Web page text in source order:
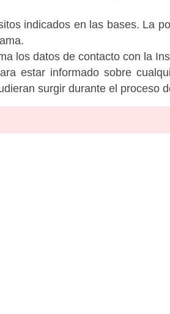
indicados en las bases. La
los datos de contacto con la
estar informado sobre
surgir durante el proceso